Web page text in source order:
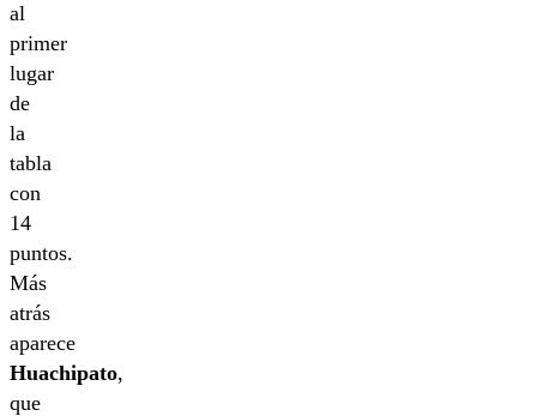
al
primer
lugar
de
la
tabla
con
14
puntos.
Más
atrás
aparece
Huachipato,
que